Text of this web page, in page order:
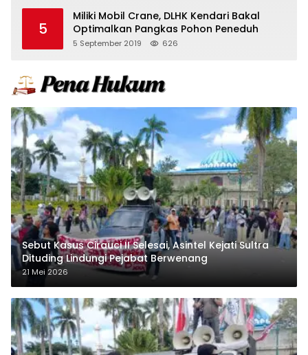
5
Miliki Mobil Crane, DLHK Kendari Bakal
Optimalkan Pangkas Pohon Peneduh
5 September 2019 626
Sebut Kasus Cirauci II Selesai, Asintel Kejati Sultra
Dituding Lindungi Pejabat Berwenang
21 Mei 2026